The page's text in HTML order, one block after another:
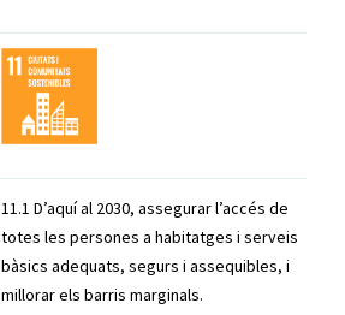
11.1 D’aquí al 2030, assegurar l’accés de
totes les persones a habitatges i serveis
bàsics adequats, segurs i assequibles, i
millorar els barris marginals.